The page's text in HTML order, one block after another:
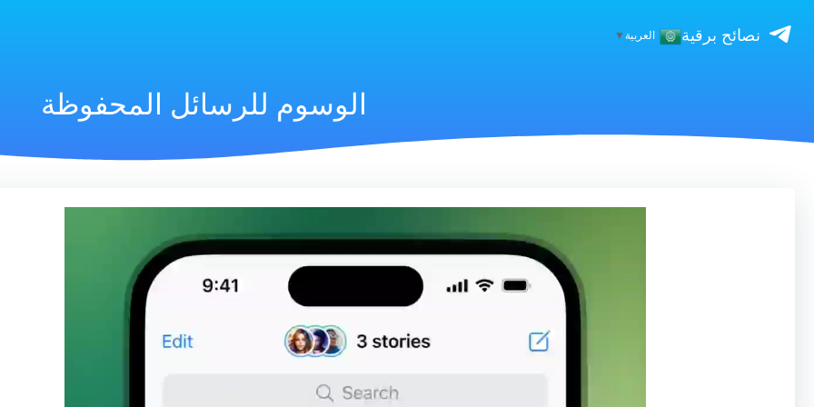
نصائح برقية العربية▼
الوسوم للرسائل المحفوظة